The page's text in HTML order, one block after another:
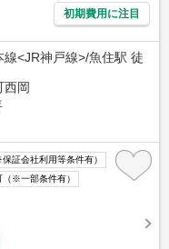
初期費用に注目
<JR神戸線>/魚住駅 徒
西岡
証会社利用等条件有）
※一部条件有）